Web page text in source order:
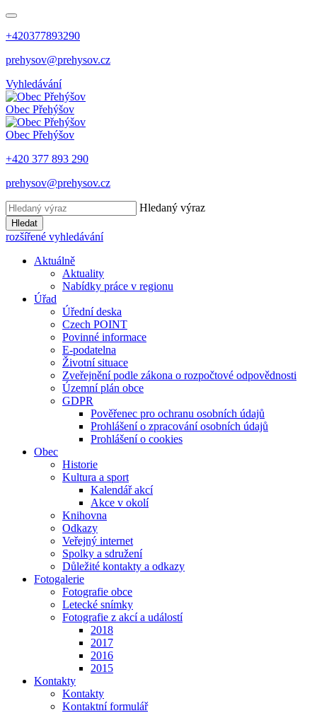
+420377893290
prehysov@prehysov.cz
Vyhledávání
Obec Přehýšov
Obec Přehýšov
+420 377 893 290
prehysov@prehysov.cz
Hledaný výraz
Hledat
rozšířené vyhledávání
Aktuálně
Aktuality
Nabídky práce v regionu
Úřad
Úřední deska
Czech POINT
Povinné informace
E-podatelna
Životní situace
Zveřejnění podle zákona o rozpočtové odpovědnosti
Územní plán obce
GDPR
Pověřenec pro ochranu osobních údajů
Prohlášení o zpracování osobních údajů
Prohlášení o cookies
Obec
Historie
Kultura a sport
Kalendář akcí
Akce v okolí
Knihovna
Odkazy
Veřejný internet
Spolky a sdružení
Důležité kontakty a odkazy
Fotogalerie
Fotografie obce
Letecké snímky
Fotografie z akcí a událostí
2018
2017
2016
2015
Kontakty
Kontakty
Kontaktní formulář